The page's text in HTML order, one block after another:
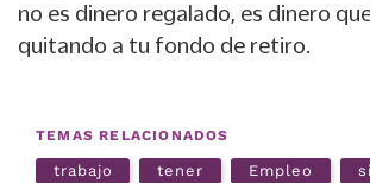
no es dinero regalado, es dinero
quitando a tu fondo de retiro.
TEMAS RELACIONADOS
trabajo tener Empleo